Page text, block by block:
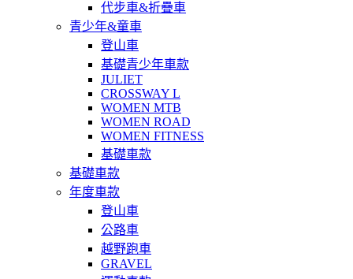
代步車&折疊車
青少年&童車
登山車
基礎青少年車款
JULIET
CROSSWAY L
WOMEN MTB
WOMEN ROAD
WOMEN FITNESS
基礎車款
基礎車款
年度車款
登山車
公路車
越野跑車
GRAVEL